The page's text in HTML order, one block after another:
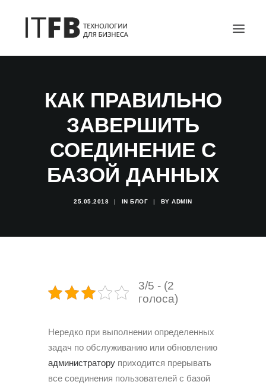
DEVOPS
АДМИНИСТРИРОВАНИЕ СЕРВЕРОВ
ОТЗЫВЫ
КАК ПРАВИЛЬНО
ЗАВЕРШИТЬ
СОЕДИНЕНИЕ С
БАЗОЙ ДАННЫХ
25.05.2018 | INБЛОГ | BYADMIN
3/5 - (2
голоса)
Нередко при выполнении определенных
задач по обслуживанию или обновлению
администратору приходится прерывать
все соединения пользователей с базой